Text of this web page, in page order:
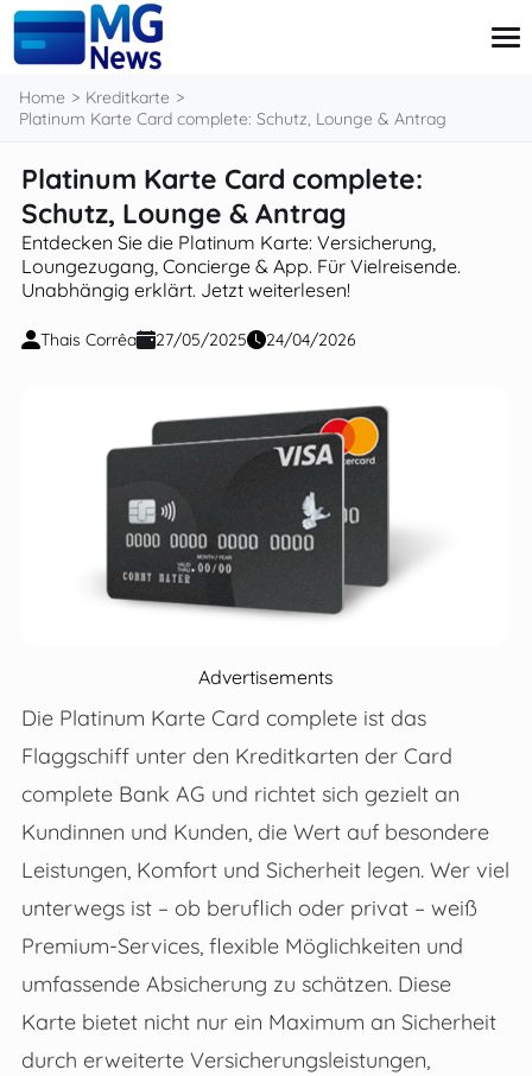
content
Kreditkarte
Kredite
Investitionen
Private Finanzen
Steuern
Home
Kreditkarte
Platinum Karte Card complete: Schutz, Lounge & Antrag
Platinum Karte Card complete:
Schutz, Lounge & Antrag
Entdecken Sie die Platinum Karte: Versicherung,
Loungezugang, Concierge & App. Für Vielreisende.
Unabhängig erklärt. Jetzt weiterlesen!
Thais Corrêa 27/05/2025 24/04/2026
Advertisements
Die Platinum Karte Card complete ist das
Flaggschiff unter den Kreditkarten der Card
complete Bank AG und richtet sich gezielt an
Kundinnen und Kunden, die Wert auf besondere
Leistungen, Komfort und Sicherheit legen. Wer viel
unterwegs ist – ob beruflich oder privat – weiß
Premium-Services, flexible Möglichkeiten und
umfassende Absicherung zu schätzen. Diese
Karte bietet nicht nur ein Maximum an Sicherheit
durch erweiterte Versicherungsleistungen,